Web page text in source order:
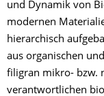
und Dynamik von
modernen
hierarchisch
aus organischen
filigran mikro- bzw.
verantwortlichen